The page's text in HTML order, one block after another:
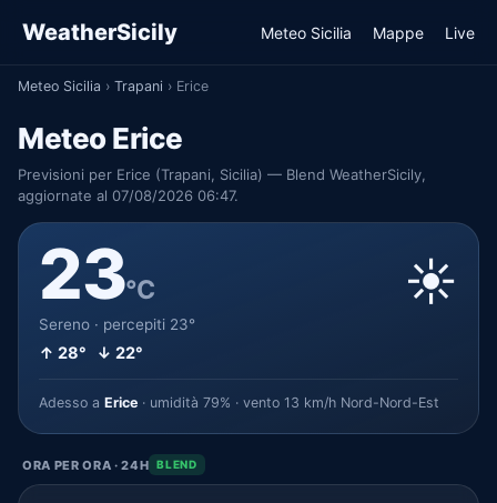
WeatherSicily Meteo Sicilia Mappe Live
Meteo Sicilia › Trapani › Erice
Meteo Erice
Previsioni per Erice (Trapani, Sicilia) — Blend WeatherSicily,
aggiornate al 07/08/2026 06:47.
23°C
Sereno · percepiti 23°
↑ 28° ↓ 22°
☀️
Adesso a Erice · umidità 79% · vento 13 km/h Nord-Nord-Est
ORA PER ORA · 24H BLEND